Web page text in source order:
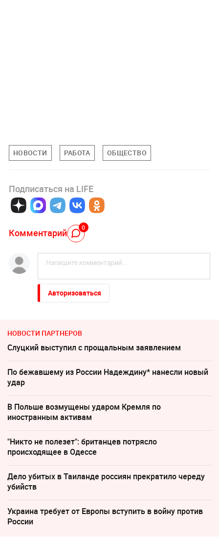
НОВОСТИ РАБОТА ОБЩЕСТВО
Подписаться на LIFE
Комментарий 0
Авторизоваться
НОВОСТИ ПАРТНЕРОВ
Слуцкий выступил с прощальным заявлением
По бежавшему из России Надеждину* нанесли новый
удар
В Польше возмущены ударом Кремля по
иностранным активам
"Никто не полезет": британцев потрясло
происходящее в Одессе
Дело убитых в Таиланде россиян прекратило череду
убийств
Украина требует от Европы вступить в войну против
России